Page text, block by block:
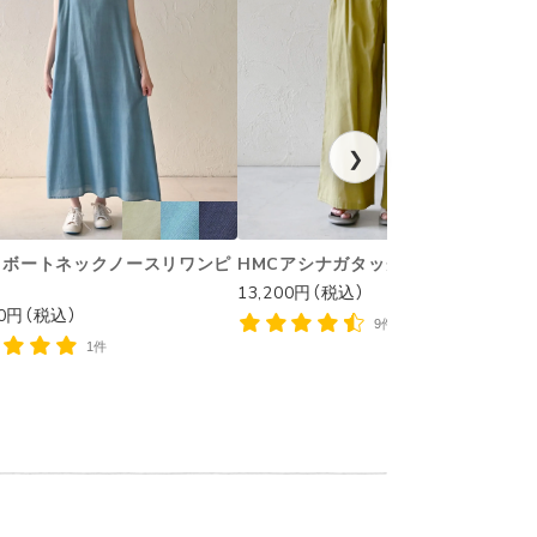
ートネックノースリワンピ
（税込）
1件
HMCアシナガタックパンツ
13,200円（税込）
9件
❯